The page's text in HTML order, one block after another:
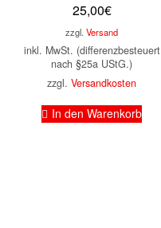
25,00€
zzgl.Versand
inkl. MwSt. (differenzbesteuert
nach §25a UStG.)
zzgl.Versandkosten
In den Warenkorb